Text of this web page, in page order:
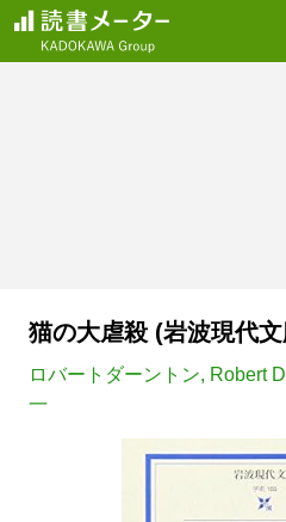
猫の大虐殺 (岩波現代
ロバートダーントン, Robert
一